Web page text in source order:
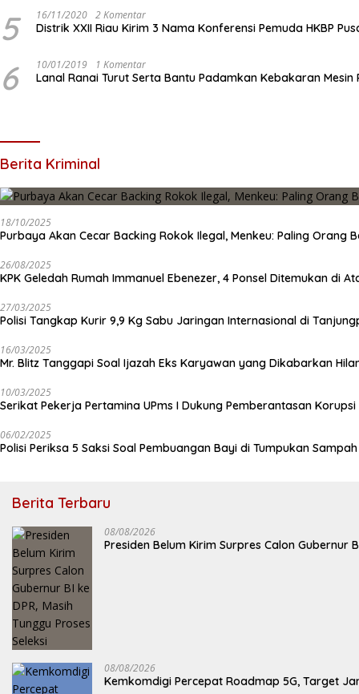
5 16/11/2020 2 Komentar
Distrik XXII Riau Kirim 3 Nama Konferensi Pemuda HKBP
6 10/01/2019 1 Komentar
Lanal Ranai Turut Serta Bantu Padamkan Kebakaran Mesin
Berita Kriminal
18/10/2025
Purbaya Akan Cecar Backing Rokok Ilegal, Menkeu: Paling Orang
26/08/2025
KPK Geledah Rumah Immanuel Ebenezer, 4 Ponsel Ditemukan di
27/03/2025
Polisi Tangkap Kurir 9,9 Kg Sabu Jaringan Internasional di
16/03/2025
Mr. Blitz Tanggapi Soal Ijazah Eks Karyawan yang Dikabarkan
10/03/2025
Serikat Pekerja Pertamina UPms I Dukung Pemberantasan
06/02/2025
Polisi Periksa 5 Saksi Soal Pembuangan Bayi di Tumpukan
Berita Terbaru
08/08/2026
Presiden Belum Kirim Surpres Calon Gubernur
08/08/2026
Kemkomdigi Percepat Roadmap 5G, Target